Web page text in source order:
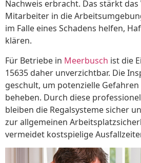
Nachweis erbracht. Das stärkt
Mitarbeiter in die
im Falle eines Schadens helfen,
klären.
Für Betriebe in Meerbusch ist die
15635 daher unverzichtbar. Die
geschult, um potenzielle
beheben. Durch diese
bleiben die Regalsysteme sicher
zur allgemeinen
vermeidet kostspielige